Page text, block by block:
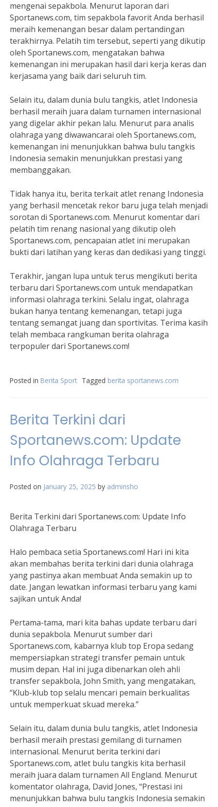
mengenai sepakbola. Menurut laporan dari
Sportanews.com, tim sepakbola favorit Anda berhasil
meraih kemenangan besar dalam pertandingan
terakhirnya. Pelatih tim tersebut, seperti yang dikutip
oleh Sportanews.com, mengatakan bahwa
kemenangan ini merupakan hasil dari kerja keras dan
kerjasama yang baik dari seluruh tim.
Selain itu, dalam dunia bulu tangkis, atlet Indonesia
berhasil meraih juara dalam turnamen internasional
yang digelar akhir pekan lalu. Menurut para analis
olahraga yang diwawancarai oleh Sportanews.com,
kemenangan ini menunjukkan bahwa bulu tangkis
Indonesia semakin menunjukkan prestasi yang
membanggakan.
Tidak hanya itu, berita terkait atlet renang Indonesia
yang berhasil mencetak rekor baru juga telah menjadi
sorotan di Sportanews.com. Menurut komentar dari
pelatih tim renang nasional yang dikutip oleh
Sportanews.com, pencapaian atlet ini merupakan
bukti dari latihan yang keras dan dedikasi yang tinggi.
Terakhir, jangan lupa untuk terus mengikuti berita
terbaru dari Sportanews.com untuk mendapatkan
informasi olahraga terkini. Selalu ingat, olahraga
bukan hanya tentang kemenangan, tetapi juga
tentang semangat juang dan sportivitas. Terima kasih
telah membaca rangkuman berita olahraga
terpopuler dari Sportanews.com!
Posted in Berita Sport Tagged berita sportanews.com
Berita Terkini dari
Sportanews.com: Update
Info Olahraga Terbaru
Posted on January 25, 2025 by adminsho
Berita Terkini dari Sportanews.com: Update Info
Olahraga Terbaru
Halo pembaca setia Sportanews.com! Hari ini kita
akan membahas berita terkini dari dunia olahraga
yang pastinya akan membuat Anda semakin up to
date. Jangan lewatkan informasi terbaru yang kami
sajikan untuk Anda!
Pertama-tama, mari kita bahas update terbaru dari
dunia sepakbola. Menurut sumber dari
Sportanews.com, kabarnya klub top Eropa sedang
mempersiapkan strategi transfer pemain untuk
musim depan. Hal ini juga dibenarkan oleh ahli
transfer sepakbola, John Smith, yang mengatakan,
“Klub-klub top selalu mencari pemain berkualitas
untuk memperkuat skuad mereka.”
Selain itu, dalam dunia bulu tangkis, atlet Indonesia
berhasil meraih prestasi gemilang di turnamen
internasional. Menurut berita terkini dari
Sportanews.com, atlet bulu tangkis kita berhasil
meraih juara dalam turnamen All England. Menurut
komentator olahraga, David Jones, “Prestasi ini
menunjukkan bahwa bulu tangkis Indonesia semakin